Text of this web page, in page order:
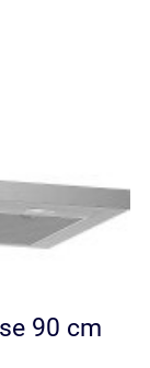
90 cm